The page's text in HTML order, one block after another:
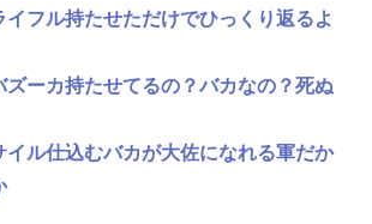
フル持たせただけでひっくり返るよ
ズーカ持たせてるの？バカなの？死ぬ
イル仕込むバカが大佐になれる軍だか